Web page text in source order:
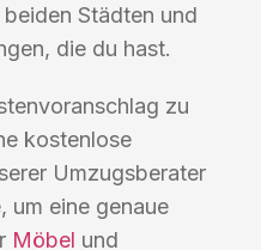
Städten und
die du hast.
zu
kostenlose
Umzugsberater
um eine genaue
Möbel und